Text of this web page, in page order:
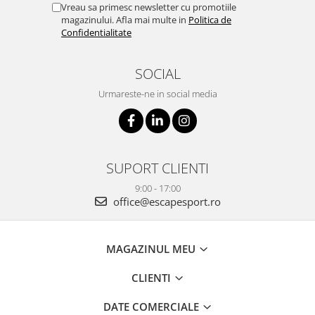
Vreau sa primesc newsletter cu promotiile
magazinului. Afla mai multe in Politica de
Confidentialitate
SOCIAL
Urmareste-ne in social media
SUPORT CLIENTI
9:00 - 17:00
office@escapesport.ro
MAGAZINUL MEU
CLIENTI
DATE COMERCIALE